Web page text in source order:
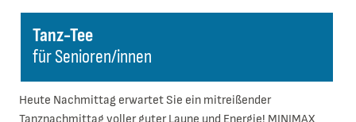
Tanz-Tee
für Senioren/innen
Heute Nachmittag erwartet Sie ein mitreißender
Tanznachmittag voller guter Laune und Energie! MINIMAX